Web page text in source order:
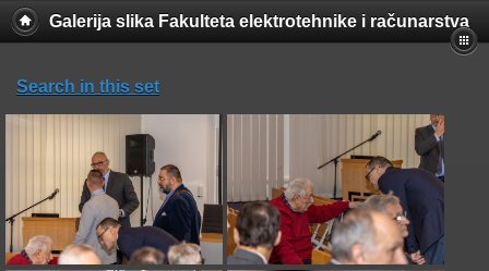
Galerija slika Fakulteta elektrotehnike i računarstva
Search in this set